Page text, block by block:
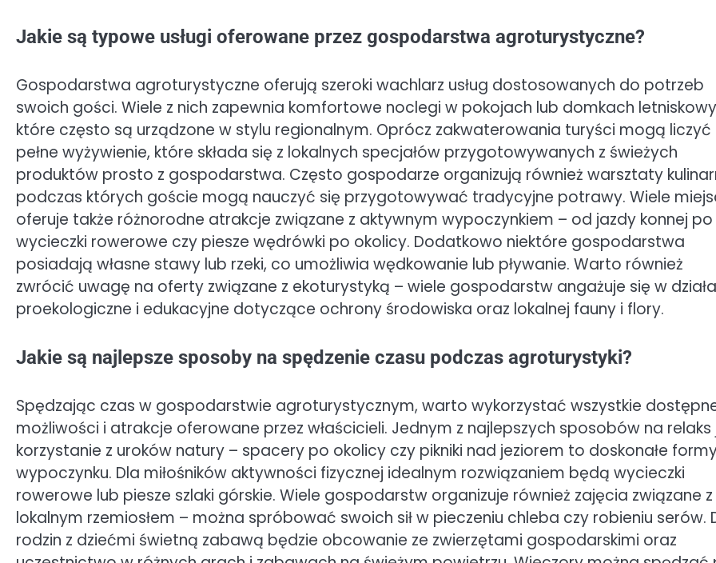
Jakie są typowe usługi oferowane przez gospodarstwa agroturystyczne?
Gospodarstwa agroturystyczne oferują szeroki wachlarz usług dostosowanych do potrzeb
swoich gości. Wiele z nich zapewnia komfortowe noclegi w pokojach lub domkach
które często są urządzone w stylu regionalnym. Oprócz zakwaterowania turyści mogą liczyć
pełne wyżywienie, które składa się z lokalnych specjałów przygotowywanych z świeżych
produktów prosto z gospodarstwa. Często gospodarze organizują również warsztaty
podczas których goście mogą nauczyć się przygotowywać tradycyjne potrawy. Wiele
oferuje także różnorodne atrakcje związane z aktywnym wypoczynkiem – od jazdy konnej po
wycieczki rowerowe czy piesze wędrówki po okolicy. Dodatkowo niektóre gospodarstwa
posiadają własne stawy lub rzeki, co umożliwia wędkowanie lub pływanie. Warto również
zwrócić uwagę na oferty związane z ekoturystyką – wiele gospodarstw angażuje się w
proekologiczne i edukacyjne dotyczące ochrony środowiska oraz lokalnej fauny i flory.
Jakie są najlepsze sposoby na spędzenie czasu podczas agroturystyki?
Spędzając czas w gospodarstwie agroturystycznym, warto wykorzystać wszystkie
możliwości i atrakcje oferowane przez właścicieli. Jednym z najlepszych sposobów na relaks
korzystanie z uroków natury – spacery po okolicy czy pikniki nad jeziorem to doskonałe
wypoczynku. Dla miłośników aktywności fizycznej idealnym rozwiązaniem będą wycieczki
rowerowe lub piesze szlaki górskie. Wiele gospodarstw organizuje również zajęcia związane z
lokalnym rzemiosłem – można spróbować swoich sił w pieczeniu chleba czy robieniu serów.
rodzin z dziećmi świetną zabawą będzie obcowanie ze zwierzętami gospodarskimi oraz